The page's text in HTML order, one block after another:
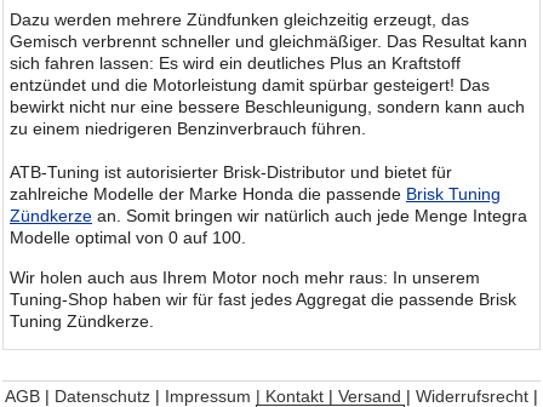
Dazu werden mehrere Zündfunken gleichzeitig erzeugt, das
Gemisch verbrennt schneller und gleichmäßiger. Das Resultat kann
sich fahren lassen: Es wird ein deutliches Plus an Kraftstoff
entzündet und die Motorleistung damit spürbar gesteigert! Das
bewirkt nicht nur eine bessere Beschleunigung, sondern kann auch
zu einem niedrigeren Benzinverbrauch führen.
ATB-Tuning ist autorisierter Brisk-Distributor und bietet für
zahlreiche Modelle der Marke Honda die passende Brisk Tuning
Zündkerze an. Somit bringen wir natürlich auch jede Menge Integra
Modelle optimal von 0 auf 100.
Wir holen auch aus Ihrem Motor noch mehr raus: In unserem
Tuning-Shop haben wir für fast jedes Aggregat die passende Brisk
Tuning Zündkerze.
AGB | Datenschutz | Impressum | Kontakt | Versand | Widerrufsrecht |